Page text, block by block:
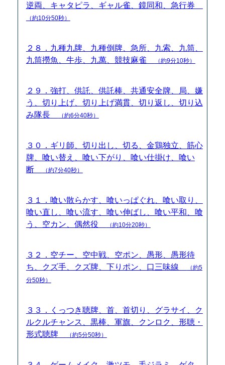
逆両、キャタピラ、ギャル雀、鏡同和、急行券
（約10分50秒）
２８．九種九牌、九種倒牌、急所、九索、九筒、
九筒撈魚、牛歩、九萬、競技麻雀
（約9分10秒）
２９．強打、供託、供託棒、共通安全牌、局、嫌
う、切り上げ、切り上げ満貫、切り返し、切り込
み隊長
（約6分40秒）
３０．ギリ師、切り出し、切る、金鶏独立、筋心
牌、喰い替え、喰い下がり、喰い仕掛け、喰い
断
（約7分40秒）
３１．喰い散らかす、喰いっぱぐれ、喰い取り、
喰い直し、喰い流す、喰い伸ばし、喰い平和、喰
う、空カン、偶然役
（約10分20秒）
３２．空チー、空中戦、空ポン、愚形、愚形待
ち、クズ手、クズ牌、下りポン、口三味線
（約5
分50秒）
３３．くっつき聴牌、首、首切り、グラサイ、ク
ルクルチャンス、黒棒、軍旗、クンロク、形聴・
形式聴牌
（約5分50秒）